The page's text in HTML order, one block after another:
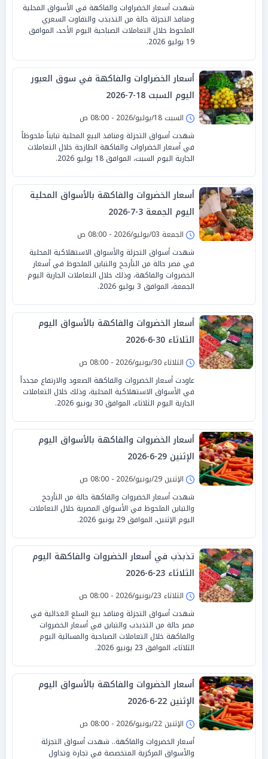
شهدت أسعار الخضراوات والفاكهة في الأسواق المحلية
ومنافذ التجزئة حالة من التذبذب والتفاوت السعري
الملحوظ خلال التعاملات الصباحية اليوم الأحد، الموافق
19 يوليو 2026.
أسعار الخضراوات والفاكهة في سوق العبور
اليوم السبت 18-7-2026
السبت 18/يوليو/2026 - 08:00 ص
شهدت أسواق التجزئة ومنافذ البيع المحلية تبايناً ملحوظاً
في أسعار الخضراوات والفاكهة الطازجة خلال التعاملات
الجارية اليوم السبت، الموافق 18 يوليو 2026.
أسعار الخضروات والفاكهة بالأسواق المحلية
اليوم الجمعة 3-7-2026
الجمعة 03/يوليو/2026 - 08:00 ص
شهدت أسواق التجزئة والأسواق الاستهلاكية المحلية
في مصر حالة من التأرجح والتباين الملحوظ في أسعار
الخضروات والفاكهة، وذلك خلال التعاملات الجارية اليوم
الجمعة، الموافق 3 يوليو 2026.
أسعار الخضروات والفاكهة بالأسواق اليوم
الثلاثاء 30-6-2026
الثلاثاء 30/يونيو/2026 - 08:00 ص
عاودت أسعار الخضروات والفاكهة الصعود والارتفاع مجدداً
في الأسواق الاستهلاكية المحلية، وذلك خلال التعاملات
الجارية اليوم الثلاثاء، الموافق 30 يونيو 2026.
أسعار الخضروات والفاكهة بالأسواق اليوم
الإثنين 29-6-2026
الإثنين 29/يونيو/2026 - 08:00 ص
شهدت أسعار الخضروات والفاكهة حالة من التأرجح
والتباين الملحوظ في الأسواق المصرية خلال التعاملات
اليوم الإثنين، الموافق 29 يونيو 2026.
تذبذب في أسعار الخضروات والفاكهة اليوم
الثلاثاء 23-6-2026
الثلاثاء 23/يونيو/2026 - 08:00 ص
شهدت أسواق التجزئة ومنافذ بيع السلع الغذائية في
مصر حالة من التذبذب والتباين في أسعار الخضروات
والفاكهة خلال التعاملات الصباحية والمسائية اليوم
الثلاثاء، الموافق 23 يونيو 2026.
أسعار الخضروات والفاكهة بالأسواق اليوم
الإثنين 22-6-2026
الإثنين 22/يونيو/2026 - 08:00 ص
أسعار الخضروات والفاكهة.. شهدت أسواق التجزئة
والأسواق المركزية المتخصصة في تجارة وتداول